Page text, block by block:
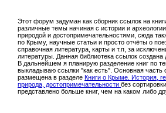
Этот форум задуман как сборник ссылок на
различные темы начиная с истории и
природой и достопримечательностями, сюда
по Крыму, научные статьи и просто отчёты о
справочная литература, карты и т.п, за
литературы. Данная библиотека ссылок создана
В дальнейшем я планирую разделение книг по
выкладываю ссылки "как есть". Основная часть
размещена в разделе Книги о Крыме. История,
природа, достопримечательности без
представлено больше книг, чем на каком либо